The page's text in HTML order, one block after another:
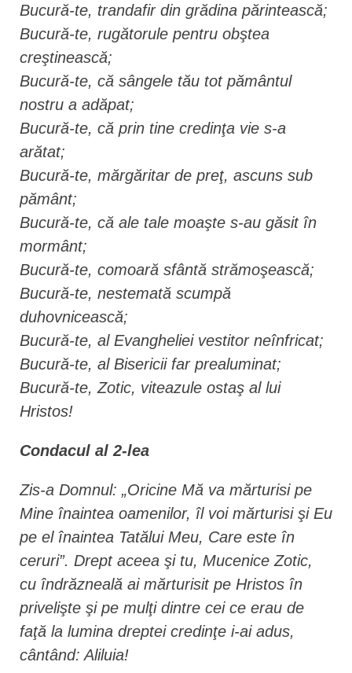
Bucură-te, trandafir din grădina părintească;
Bucură-te, rugătorule pentru obştea
creştinească;
Bucură-te, că sângele tău tot pământul
nostru a adăpat;
Bucură-te, că prin tine credinţa vie s-a
arătat;
Bucură-te, mărgăritar de preţ, ascuns sub
pământ;
Bucură-te, că ale tale moaşte s-au găsit în
mormânt;
Bucură-te, comoară sfântă strămoşească;
Bucură-te, nestemată scumpă
duhovnicească;
Bucură-te, al Evangheliei vestitor neînfricat;
Bucură-te, al Bisericii far prealuminat;
Bucură-te, Zotic, viteazule ostaş al lui
Hristos!
Condacul al 2-lea
Zis-a Domnul: „Oricine Mă va mărturisi pe
Mine înaintea oamenilor, îl voi mărturisi şi Eu
pe el înaintea Tatălui Meu, Care este în
ceruri”. Drept aceea şi tu, Mucenice Zotic,
cu îndrăzneală ai mărturisit pe Hristos în
privelişte şi pe mulţi dintre cei ce erau de
faţă la lumina dreptei credinţe i-ai adus,
cântând: Aliluia!